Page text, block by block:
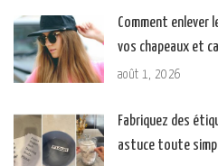
Comment enlever
vos chapeaux et
août 1, 2026
Fabriquez des
astuce toute